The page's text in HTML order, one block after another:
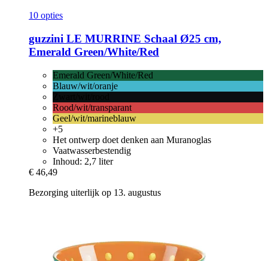
10 opties
guzzini LE MURRINE Schaal Ø25 cm,
Emerald Green/White/Red
Emerald Green/White/Red
Blauw/wit/oranje
Rood/wit/transparant
Geel/wit/marineblauw
+5
Het ontwerp doet denken aan Muranoglas
Vaatwasserbestendig
Inhoud: 2,7 liter
€ 46,49
Bezorging uiterlijk op 13. augustus